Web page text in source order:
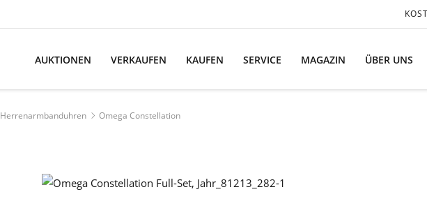
AUKTIONEN VERKAUFEN KAUFEN SERVICE MAGAZIN ÜBER UNS
Herrenarmbanduhren Omega Constellation